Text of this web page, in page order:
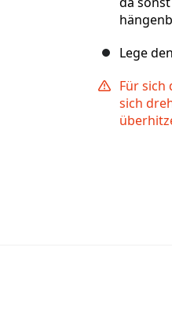
Lege
Für sich
sich